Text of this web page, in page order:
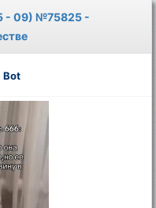
- 09) №75825 -
Bot